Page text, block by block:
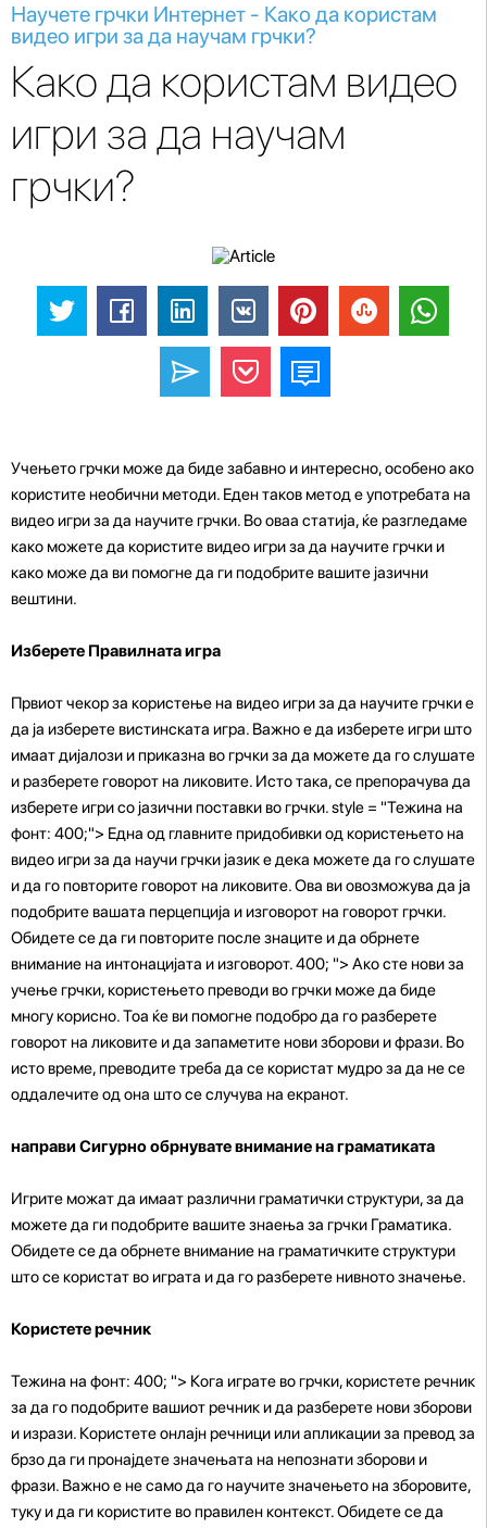
Научете грчки Интернет - Како да користам
видео игри за да научам грчки?
Како да користам видео
игри за да научам
грчки?
Учењето грчки може да биде забавно и интересно, особено ако
користите необични методи. Еден таков метод е употребата на
видео игри за да научите грчки. Во оваа статија, ќе разгледаме
како можете да користите видео игри за да научите грчки и
како може да ви помогне да ги подобрите вашите јазични
вештини.
Изберете Правилната игра
Првиот чекор за користење на видео игри за да научите грчки е
да ја изберете вистинската игра. Важно е да изберете игри што
имаат дијалози и приказна во грчки за да можете да го слушате
и разберете говорот на ликовите. Исто така, се препорачува да
изберете игри со јазични поставки во грчки. style = "Тежина на
фонт: 400;"> Една од главните придобивки од користењето на
видео игри за да научи грчки јазик е дека можете да го слушате
и да го повторите говорот на ликовите. Ова ви овозможува да ја
подобрите вашата перцепција и изговорот на говорот грчки.
Обидете се да ги повторите после знаците и да обрнете
внимание на интонацијата и изговорот. 400; "> Ако сте нови за
учење грчки, користењето преводи во грчки може да биде
многу корисно. Тоа ќе ви помогне подобро да го разберете
говорот на ликовите и да запаметите нови зборови и фрази. Во
исто време, преводите треба да се користат мудро за да не се
оддалечите од она што се случува на екранот.
направи Сигурно обрнувате внимание на граматиката
Игрите можат да имаат различни граматички структури, за да
можете да ги подобрите вашите знаења за грчки Граматика.
Обидете се да обрнете внимание на граматичките структури
што се користат во играта и да го разберете нивното значење.
Користете речник
Тежина на фонт: 400; "> Кога играте во грчки, користете речник
за да го подобрите вашиот речник и да разберете нови зборови
и изрази. Користете онлајн речници или апликации за превод за
брзо да ги пронајдете значењата на непознати зборови и
фрази. Важно е не само да го научите значењето на зборовите,
туку и да ги користите во правилен контекст. Обидете се да